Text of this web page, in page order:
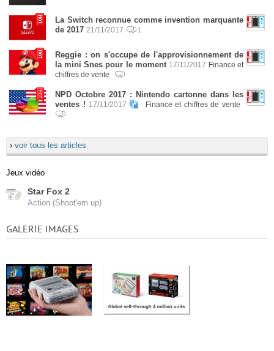
La Switch reconnue comme invention marquante
de 2017 21/11/2017 1
Reggie : on s'occupe de l'approvisionnement de
la mini Snes pour le moment 17/11/2017 Finance et
chiffres de vente
NPD Octobre 2017 : Nintendo cartonne dans les
ventes ! 17/11/2017 Finance et chiffres de vente
› voir tous les articles
Jeux vidéo
Star Fox 2
Action (Shoot'em up)
GALERIE IMAGES